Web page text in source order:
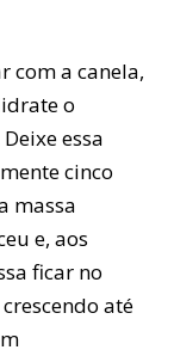
com a canela,
o
essa
cinco
massa
e, aos
ficar no
até